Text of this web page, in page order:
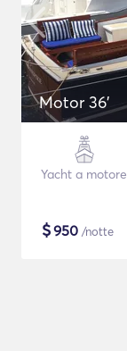
Motor 36'
Yacht a motore
$950 /notte